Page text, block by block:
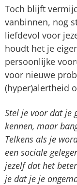
Toch blijft
vanbinnen, nog
liefdevol voor
houdt het je
persoonlijke
voor nieuwe
(hyper)alertheid
Stel je voor dat je
kennen, maar
Telkens als je
een sociale
jezelf dat het
je dat je je